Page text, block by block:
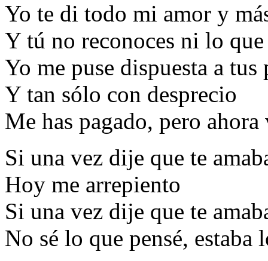
Yo te di todo mi amor y
Y tú no reconoces ni lo que
Yo me puse dispuesta a tus
Y tan sólo con desprecio
Me has pagado, pero ahora
Si una vez dije que te
Hoy me arrepiento
Si una vez dije que te
No sé lo que pensé, estaba